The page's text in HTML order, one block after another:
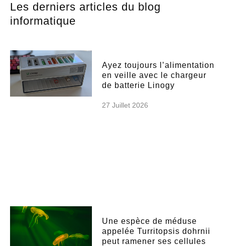
Les derniers articles du blog
informatique
Ayez toujours l’alimentation
en veille avec le chargeur
de batterie Linogy
27 Juillet 2026
Une espèce de méduse
appelée Turritopsis dohrnii
peut ramener ses cellules